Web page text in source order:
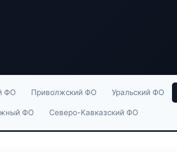
ФО Приволжский ФО Уральский ФО
ФО Северо-Кавказский ФО